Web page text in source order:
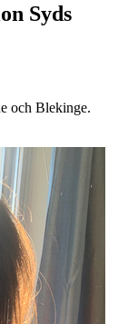
Syds
och Blekinge.